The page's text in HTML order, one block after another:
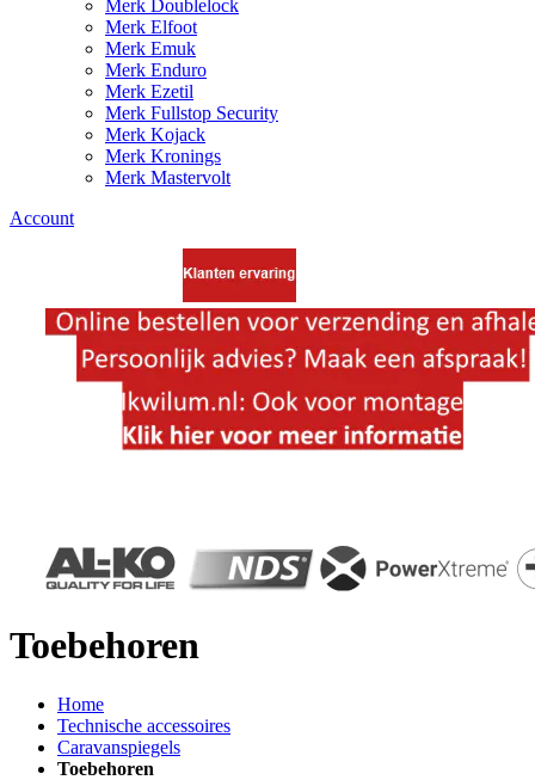
Merk Doublelock
Merk Elfoot
Merk Emuk
Merk Enduro
Merk Ezetil
Merk Fullstop Security
Merk Kojack
Merk Kronings
Merk Mastervolt
Account
Toebehoren
Home
Technische accessoires
Caravanspiegels
Toebehoren